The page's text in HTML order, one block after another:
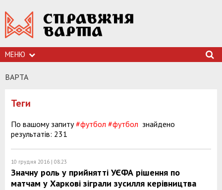
МЕНЮ
ВАРТА
Теги
По вашому запиту#футбол #футбол знайдено
результатів: 231
10 грудня 2016 | 08:23
Значну роль у прийнятті УЄФА рішення по
матчам у Харкові зіграли зусилля керівництва